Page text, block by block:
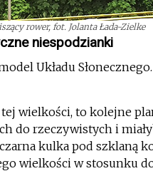
rower, fot. Jolanta Łada-Zielke
niespodzianki
Układu
wielkości, to kolejne
do rzeczywistych i
kulka pod szklaną
wielkości w stosunku